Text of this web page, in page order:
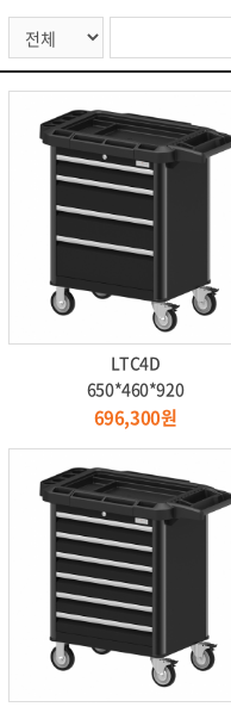
LTC4D
650*460*920
696,300원